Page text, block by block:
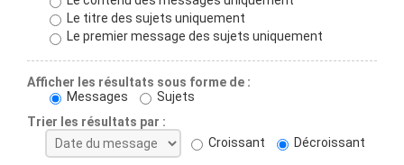
Le titre des sujets uniquement
Le premier message des sujets uniquement
Afficher les résultats sous forme de :
Messages
Sujets
Trier les résultats par :
Croissant
Décroissant